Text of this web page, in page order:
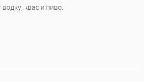
квас и пиво.